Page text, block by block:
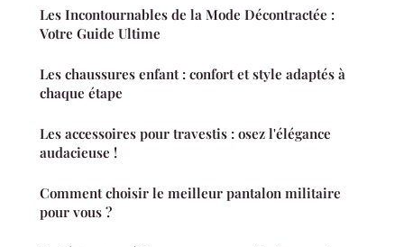
Les Incontournables de la Mode Décontractée :
Votre Guide Ultime
Les chaussures enfant : confort et style adaptés à
chaque étape
Les accessoires pour travestis : osez l'élégance
audacieuse !
Comment choisir le meilleur pantalon militaire
pour vous ?